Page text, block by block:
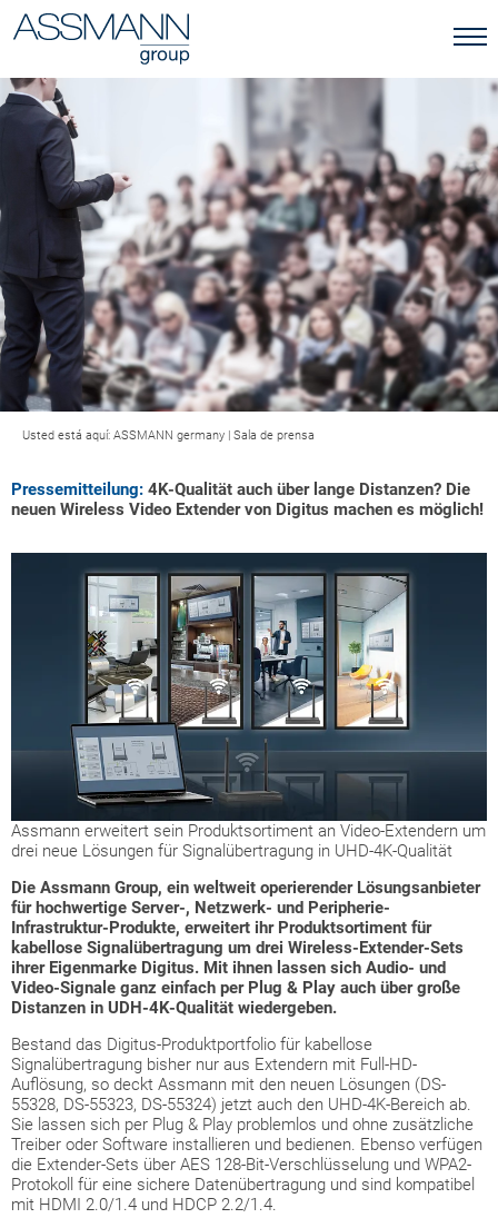
Usted está aquí: ASSMANN germany | Sala de prensa
Pressemitteilung: 4K-Qualität auch über lange Distanzen? Die
neuen Wireless Video Extender von Digitus machen es möglich!
Assmann erweitert sein Produktsortiment an Video-Extendern um
drei neue Lösungen für Signalübertragung in UHD-4K-Qualität
Die Assmann Group, ein weltweit operierender Lösungsanbieter
für hochwertige Server-, Netzwerk- und Peripherie-
Infrastruktur-Produkte, erweitert ihr Produktsortiment für
kabellose Signalübertragung um drei Wireless-Extender-Sets
ihrer Eigenmarke Digitus. Mit ihnen lassen sich Audio- und
Video-Signale ganz einfach per Plug & Play auch über große
Distanzen in UDH-4K-Qualität wiedergeben.
Bestand das Digitus-Produktportfolio für kabellose
Signalübertragung bisher nur aus Extendern mit Full-HD-
Auflösung, so deckt Assmann mit den neuen Lösungen (DS-
55328, DS-55323, DS-55324) jetzt auch den UHD-4K-Bereich ab.
Sie lassen sich per Plug & Play problemlos und ohne zusätzliche
Treiber oder Software installieren und bedienen. Ebenso verfügen
die Extender-Sets über AES 128-Bit-Verschlüsselung und WPA2-
Protokoll für eine sichere Datenübertragung und sind kompatibel
mit HDMI 2.0/1.4 und HDCP 2.2/1.4.